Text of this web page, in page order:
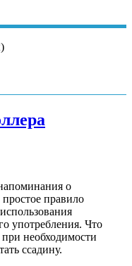
о
правило
употребления. Что
необходимости
ссадину.